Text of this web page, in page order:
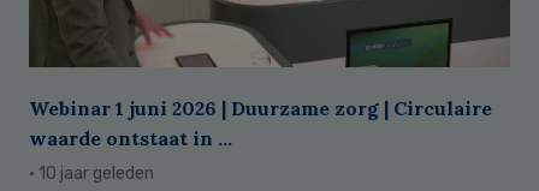
Webinar 1 juni 2026 | Duurzame zorg | Circulaire
waarde ontstaat in ...
· 10 jaar geleden